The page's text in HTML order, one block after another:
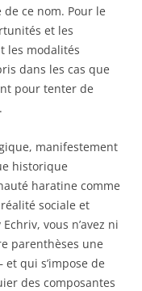
ce nom. Pour le
et les
les modalités
dans les cas que
pour tenter de
manifestement
historique
haratine comme
sociale et
vous n’avez ni
parenthèses une
qui s’impose de
des composantes